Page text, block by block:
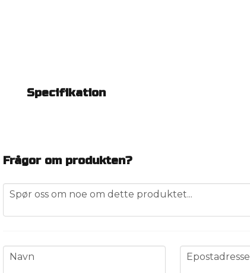
Specifikation
Frågor om produkten?
question
Spør oss om noe om dette produktet...
name
Navn email
Epostadresse